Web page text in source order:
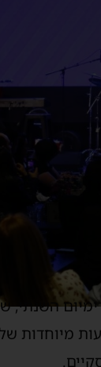
מיוחדות של